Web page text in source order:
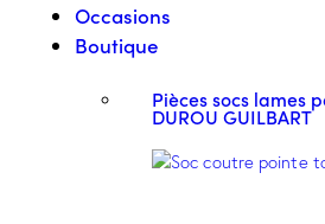
Occasions
Boutique
Pièces socs lames
DUROU GUILBART